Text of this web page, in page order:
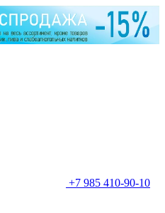
+7 985 410-90-10